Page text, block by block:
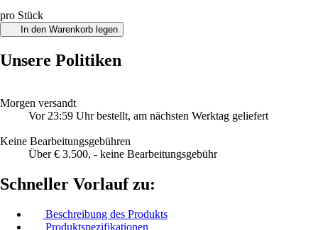
pro Stück
In den Warenkorb legen
Unsere Politiken
Morgen versandt
Vor 23:59 Uhr bestellt, am nächsten Werktag geliefert
Keine Bearbeitungsgebühren
Über € 3.500, - keine Bearbeitungsgebühr
Schneller Vorlauf zu:
Beschreibung des Produkts
Produktspezifikationen